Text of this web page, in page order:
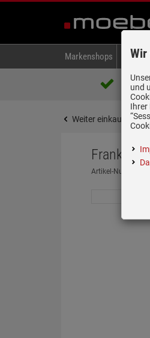
Markenshops
Über
auf
Weiter einkaufen
Franke
Artikel-Nummer:
Wir
und
Ihrer